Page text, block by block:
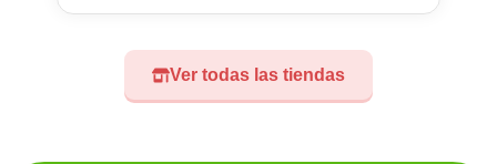
Ver todas las tiendas